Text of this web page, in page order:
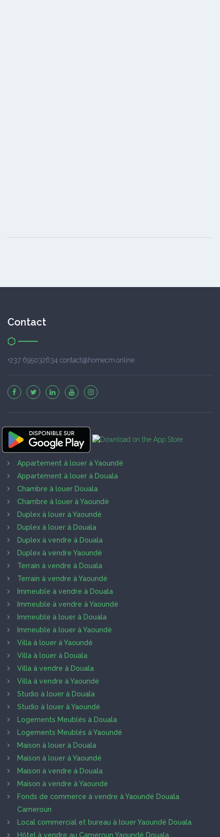
Contact
+237 695032634 contact@homecm.online
Appartement à louer à Yaoundé
Appartement à louer à Douala
Chambre à louer Douala
Chambre à louer à Yaoundé
Duplex à louer à Yaoundé
Duplex à louer à Douala
Duplex à vendre à Douala
Duplex à vendre Yaoundé
Terrain à vendre à Douala
Terrain à vendre à Yaoundé
Immeuble à vendre à Douala
Immeuble à vendre à Yaoundé
Immeuble à louer à Douala
Immeuble à louer à Yaoundé
Villa à louer à Yaoundé
Villa à louer à Douala
Villa à vendre à Douala
Villa à vendre à Yaoundé
Studio à louer à Douala
Studio à louer à Yaoundé
Logements Meublés à Douala
Logements Meublés à Yaoundé
Maison à louer à Douala
Maison à louer à Yaoundé
Maison à vendre à Douala
Maison à vendre à Yaoundé
Fonds de commerce à vendre à Yaoundé Douala
Cameroun
Local commercial et bureau à louer Yaoundé Douala
Hôtel à vendre au Cameroun Yaoundé Douala